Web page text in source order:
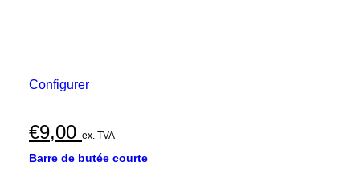
Configurer
€9,00 ex. TVA
Barre de butée courte